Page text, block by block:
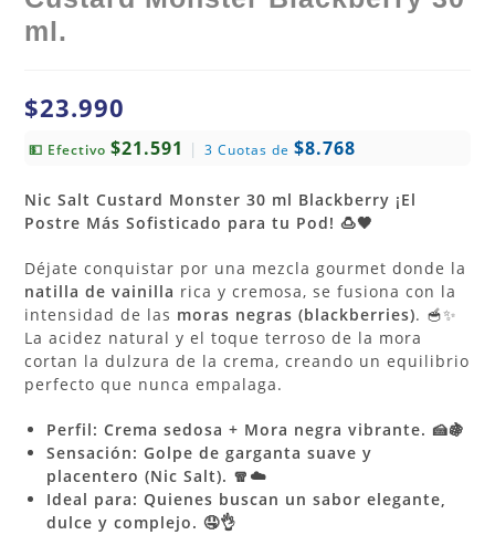
ml.
$23.990
💵 Efectivo$21.591 | 3 Cuotas de$8.768
Nic Salt Custard Monster 30 ml Blackberry ¡El
Postre Más Sofisticado para tu Pod! 🍮🖤
Déjate conquistar por una mezcla gourmet donde la
natilla de vainilla rica y cremosa, se fusiona con la
intensidad de las moras negras (blackberries). 🥣✨
La acidez natural y el toque terroso de la mora
cortan la dulzura de la crema, creando un equilibrio
perfecto que nunca empalaga.
Perfil: Crema sedosa + Mora negra vibrante. 🍰🍇
Sensación: Golpe de garganta suave y
placentero (Nic Salt). 🧣☁️
Ideal para: Quienes buscan un sabor elegante,
dulce y complejo. 🤤👌